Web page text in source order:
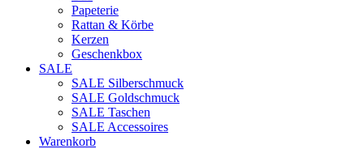
Papeterie
Rattan & Körbe
Kerzen
Geschenkbox
SALE
SALE Silberschmuck
SALE Goldschmuck
SALE Taschen
SALE Accessoires
Warenkorb